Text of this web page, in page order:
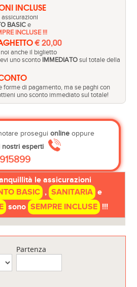
INCLUSE
BASIC e
INCLUSE !!!
€ 20,00
anche il biglietto
uno sconto IMMEDIATO sul totale della
forme di pagamento, ma se paghi con
uno sconto immediato sul totale!
prosegui onlineoppure
nostri esperti
le assicurazioni
BASIC , SANITARIA e
sono SEMPRE INCLUSE !!!
Partenza